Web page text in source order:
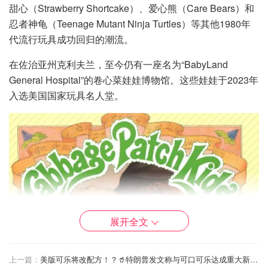
甜心（Strawberry Shortcake）、爱心熊（Care Bears）和
忍者神龟（Teenage Mutant Ninja Turtles）等其他1980年
代流行玩具成功回归的潮流。
在佐治亚州克利夫兰，至今仍有一座名为“BabyLand
General Hospital”的卷心菜娃娃博物馆。这些娃娃于2023年
入选美国国家玩具名人堂。
展开全文
上一篇：
美版可乐将改配方！？🥤特朗普发文称与可口可乐达成重大新协议！